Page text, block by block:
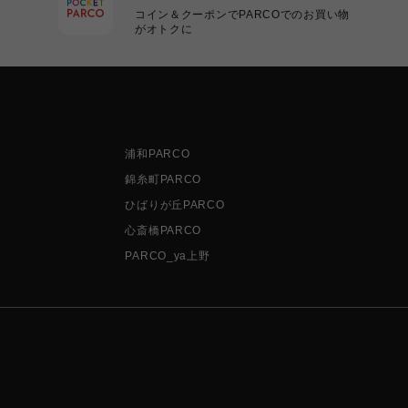
コイン＆クーポンでPARCOでのお買い物
がオトクに
浦和PARCO
錦糸町PARCO
ひばりが丘PARCO
心斎橋PARCO
PARCO_ya上野